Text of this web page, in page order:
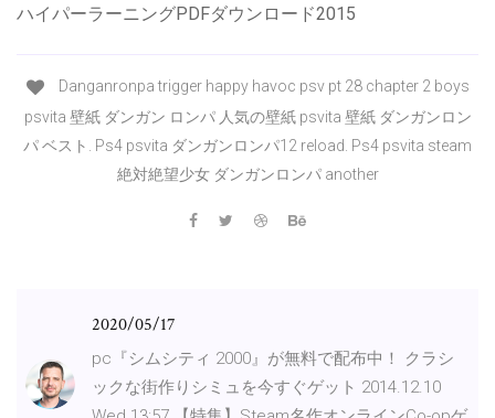
ハイパーラーニングPDFダウンロード2015
Danganronpa trigger happy havoc psv pt 28 chapter 2 boys
psvita 壁紙 ダンガン ロンパ 人気の壁紙 psvita 壁紙 ダンガンロン
パ ベスト. Ps4 psvita ダンガンロンパ12 reload. Ps4 psvita steam
絶対絶望少女 ダンガンロンパ another
2020/05/17
pc『シムシティ 2000』が無料で配布中！ クラシ
ックな街作りシミュを今すぐゲット 2014.12.10